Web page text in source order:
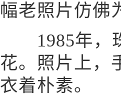
幅老照片仿佛
1985年，珠
花。照片上，
衣着朴素。